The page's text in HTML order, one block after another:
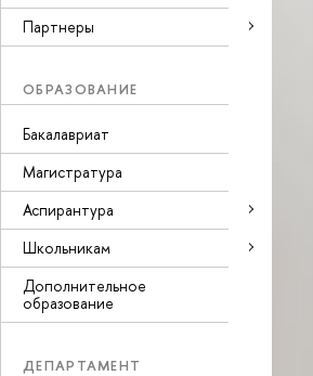
Партнеры
ОБРАЗОВАНИЕ
Бакалавриат
Магистратура
Аспирантура
Школьникам
Дополнительное
образование
ДЕПАРТАМЕНТ